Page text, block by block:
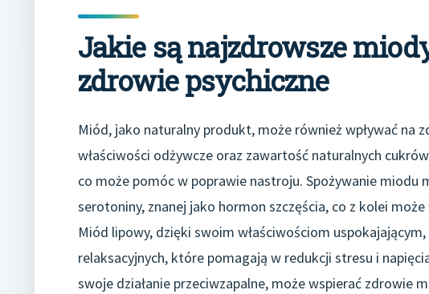
Jakie są najzdrowsze
zdrowie psychiczne
Miód, jako naturalny produkt, może również wpływać na
właściwości odżywcze oraz zawartość naturalnych
co może pomóc w poprawie nastroju. Spożywanie miodu
serotoniny, znanej jako hormon szczęścia, co z kolei
Miód lipowy, dzięki swoim właściwościom
relaksacyjnych, które pomagają w redukcji stresu i
swoje działanie przeciwzapalne, może wspierać zdrowie